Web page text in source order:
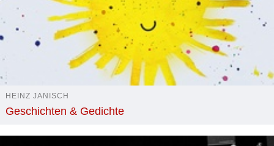
HEINZ JANISCH
Geschichten & Gedichte